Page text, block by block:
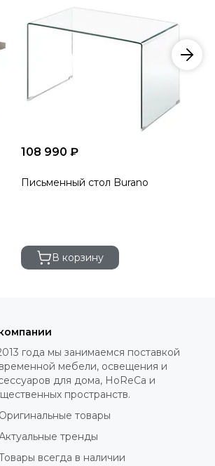
108 990 ₽
Письменный стол Burano
В корзину
года мы занимаемся поставкой
мебели, освещения и
для дома, HoReCa и
пространств.
товары
тренды
всегда в наличии